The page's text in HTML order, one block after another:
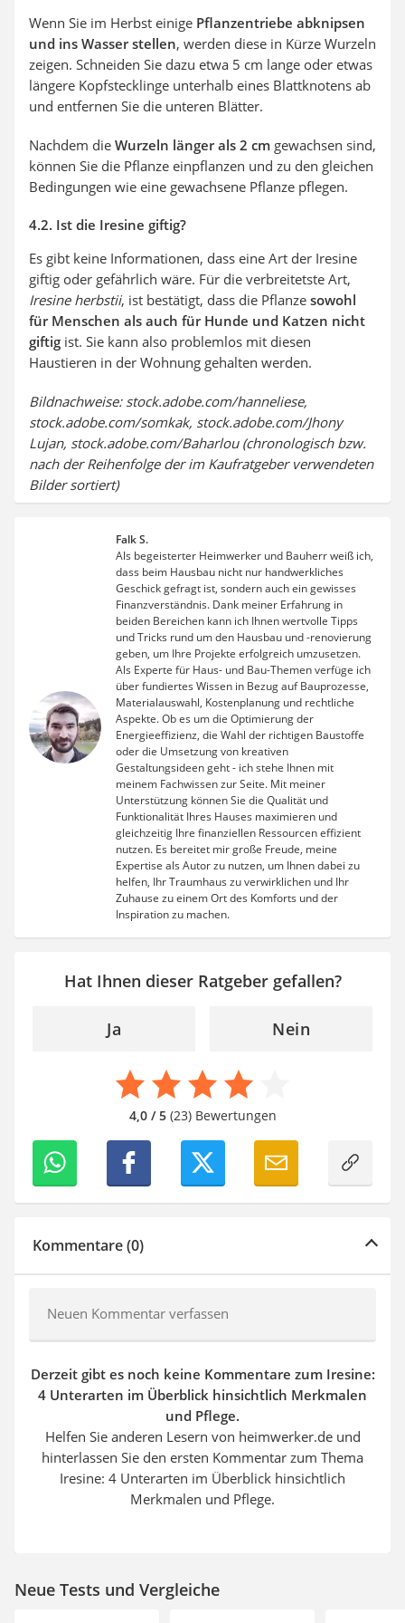
Wenn Sie im Herbst einige Pflanzentriebe abknipsen
und ins Wasser stellen, werden diese in Kürze Wurzeln
zeigen. Schneiden Sie dazu etwa 5 cm lange oder etwas
längere Kopfstecklinge unterhalb eines Blattknotens ab
und entfernen Sie die unteren Blätter.
Nachdem die Wurzeln länger als 2 cm gewachsen sind,
können Sie die Pflanze einpflanzen und zu den gleichen
Bedingungen wie eine gewachsene Pflanze pflegen.
4.2. Ist die Iresine giftig?
Es gibt keine Informationen, dass eine Art der Iresine
giftig oder gefährlich wäre. Für die verbreitetste Art,
Iresine herbstii, ist bestätigt, dass die Pflanze sowohl
für Menschen als auch für Hunde und Katzen nicht
giftig ist. Sie kann also problemlos mit diesen
Haustieren in der Wohnung gehalten werden.
Bildnachweise: stock.adobe.com/hanneliese,
stock.adobe.com/somkak, stock.adobe.com/Jhony
Lujan, stock.adobe.com/Baharlou (chronologisch bzw.
nach der Reihenfolge der im Kaufratgeber verwendeten
Bilder sortiert)
Falk S.
Als begeisterter Heimwerker und Bauherr weiß ich,
dass beim Hausbau nicht nur handwerkliches
Geschick gefragt ist, sondern auch ein gewisses
Finanzverständnis. Dank meiner Erfahrung in
beiden Bereichen kann ich Ihnen wertvolle Tipps
und Tricks rund um den Hausbau und -renovierung
geben, um Ihre Projekte erfolgreich umzusetzen.
Als Experte für Haus- und Bau-Themen verfüge ich
über fundiertes Wissen in Bezug auf Bauprozesse,
Materialauswahl, Kostenplanung und rechtliche
Aspekte. Ob es um die Optimierung der
Energieeffizienz, die Wahl der richtigen Baustoffe
oder die Umsetzung von kreativen
Gestaltungsideen geht - ich stehe Ihnen mit
meinem Fachwissen zur Seite. Mit meiner
Unterstützung können Sie die Qualität und
Funktionalität Ihres Hauses maximieren und
gleichzeitig Ihre finanziellen Ressourcen effizient
nutzen. Es bereitet mir große Freude, meine
Expertise als Autor zu nutzen, um Ihnen dabei zu
helfen, Ihr Traumhaus zu verwirklichen und Ihr
Zuhause zu einem Ort des Komforts und der
Inspiration zu machen.
Hat Ihnen dieser Ratgeber gefallen?
Ja Nein
4,0 / 5(23) Bewertungen
Kommentare (0)
Neuen Kommentar verfassen
Derzeit gibt es noch keine Kommentare zum Iresine:
4 Unterarten im Überblick hinsichtlich Merkmalen
und Pflege.
Helfen Sie anderen Lesern von heimwerker.de und
hinterlassen Sie den ersten Kommentar zum Thema
Iresine: 4 Unterarten im Überblick hinsichtlich
Merkmalen und Pflege.
Neue Tests und Vergleiche